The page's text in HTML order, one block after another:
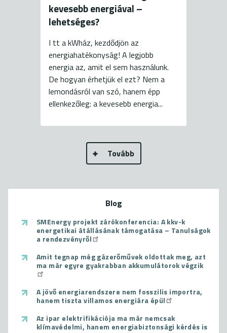
kevesebb energiával –
lehetséges?
I tt a kWház, kezdődjön az
energiahatékonyság! A legjobb
energia az, amit el sem használunk.
De hogyan érhetjük el ezt? Nem a
lemondásról van szó, hanem épp
ellenkezőleg: a kevesebb energia...
Tovább
Blog
SMEnergy projekt zárókonferencia: A kkv-k
energetikai átállásának támogatása – Tanulságok
a rendezvényről
Amit tegnap még gázerőművek oldottak meg, azt
ma már egyre gyakrabban akkumulátorok végzik
A jövő energiarendszere nem fosszilis importra,
hanem tiszta villamos energiára épül
Az ipar elektrifikációja ma már nemcsak
klímavédelmi, hanem energiabiztonsági kérdés is